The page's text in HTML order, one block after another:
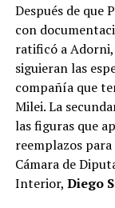
Después de que
con
ratificó a Adorni,
siguieran las
compañía que
Milei. La
las figuras que
reemplazos
Cámara de
Interior, Diego